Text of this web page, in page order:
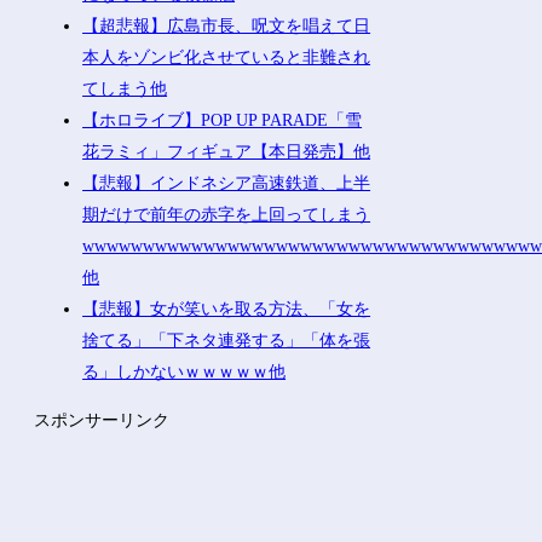
【超悲報】広島市長、呪文を唱えて日
本人をゾンビ化させていると非難され
てしまう他
【ホロライブ】POP UP PARADE「雪
花ラミィ」フィギュア【本日発売】他
【悲報】インドネシア高速鉄道、上半
期だけで前年の赤字を上回ってしまう
他
【悲報】女が笑いを取る方法、「女を
捨てる」「下ネタ連発する」「体を張
る」しかないｗｗｗｗｗ他
スポンサーリンク